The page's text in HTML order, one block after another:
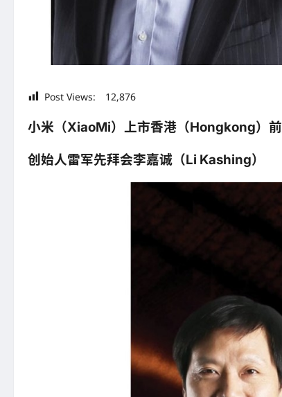
Post Views: 12,876
小米（XiaoMi）上市香港（Hongkong）前
创始人雷军先拜会李嘉诚（Li Kashing）